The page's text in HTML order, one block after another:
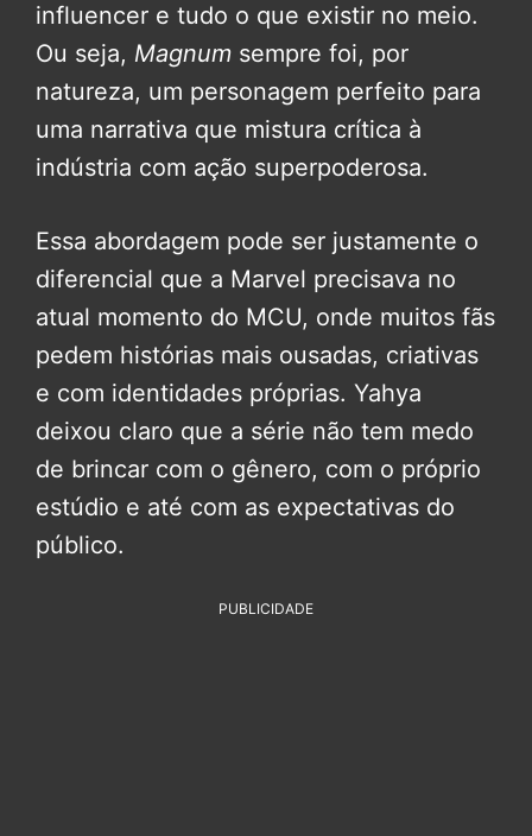
influencer e tudo o que existir no meio.
Ou seja, Magnum sempre foi, por
natureza, um personagem perfeito para
uma narrativa que mistura crítica à
indústria com ação superpoderosa.
Essa abordagem pode ser justamente o
diferencial que a Marvel precisava no
atual momento do MCU, onde muitos fãs
pedem histórias mais ousadas, criativas
e com identidades próprias. Yahya
deixou claro que a série não tem medo
de brincar com o gênero, com o próprio
estúdio e até com as expectativas do
público.
PUBLICIDADE